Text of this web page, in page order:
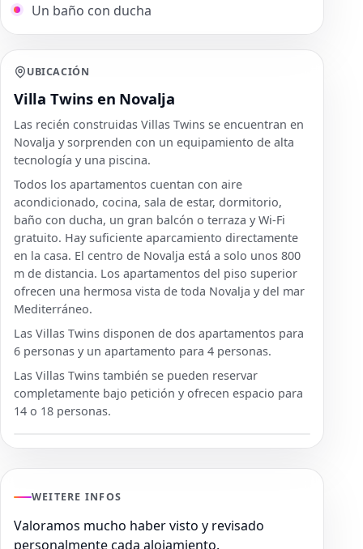
Un baño con ducha
UBICACIÓN
Villa Twins en Novalja
Las recién construidas Villas Twins se encuentran en
Novalja y sorprenden con un equipamiento de alta
tecnología y una piscina.
Todos los apartamentos cuentan con aire
acondicionado, cocina, sala de estar, dormitorio,
baño con ducha, un gran balcón o terraza y Wi-Fi
gratuito. Hay suficiente aparcamiento directamente
en la casa. El centro de Novalja está a solo unos 800
m de distancia. Los apartamentos del piso superior
ofrecen una hermosa vista de toda Novalja y del mar
Mediterráneo.
Las Villas Twins disponen de dos apartamentos para
6 personas y un apartamento para 4 personas.
Las Villas Twins también se pueden reservar
completamente bajo petición y ofrecen espacio para
14 o 18 personas.
WEITERE INFOS
Valoramos mucho haber visto y revisado
personalmente cada alojamiento.